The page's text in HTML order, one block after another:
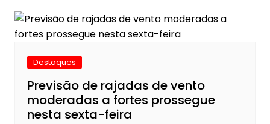
Destaques
Previsão de rajadas de vento
moderadas a fortes prossegue
nesta sexta-feira